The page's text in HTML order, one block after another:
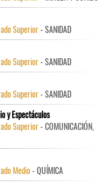
Superior- SANIDAD
Superior- SANIDAD
Superior- SANIDAD
y Espectáculos
Superior- COMUNICACIÓN,
Medio- QUÍMICA